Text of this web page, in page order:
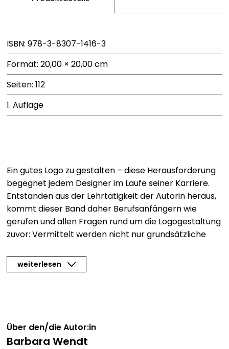
ISBN: 978-3-8307-1416-3
Format: 20,00 × 20,00 cm
Seiten: 112
1. Auflage
Ein gutes Logo zu gestalten – diese Herausforderung
begegnet jedem Designer im Laufe seiner Karriere.
Entstanden aus der Lehrtätigkeit der Autorin heraus,
kommt dieser Band daher Berufsanfängern wie
gerufen und allen Fragen rund um die Logogestaltung
zuvor: Vermittelt werden nicht nur grundsätzliche
oder aber technische Aspekte, sondern auch die
vielseitigen Möglichkeiten der Ideenfindung. Stringent
Studierende und Design-Newcomer eine hilfreiche
Unterstützung für die ersten eigenen Entwürfe, die
weiterlesen
Über den/die Autor:in
Barbara Wendt